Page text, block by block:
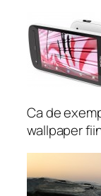
Ca de
wallpaper